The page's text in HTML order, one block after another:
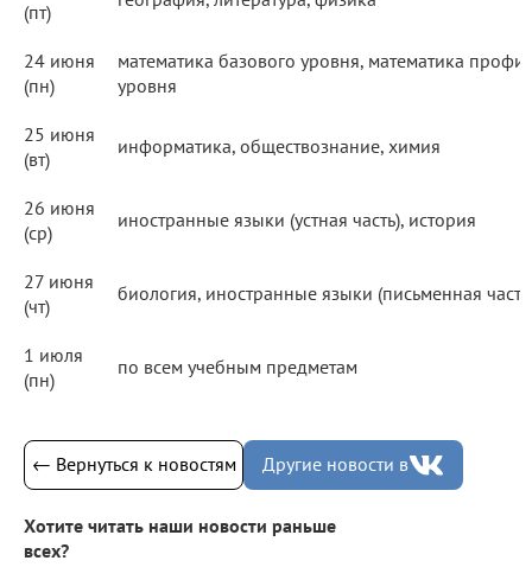
(пт)
24 июня
(пн)
математика базового уровня, математика
уровня
25 июня
(вт)
информатика, обществознание, химия
26 июня
(ср)
иностранные языки (устная часть), история
27 июня
(чт)
биология, иностранные языки (письменная
1 июля
(пн)
по всем учебным предметам
← Вернуться к новостям Другие новости в
Хотите читать наши новости раньше
всех?